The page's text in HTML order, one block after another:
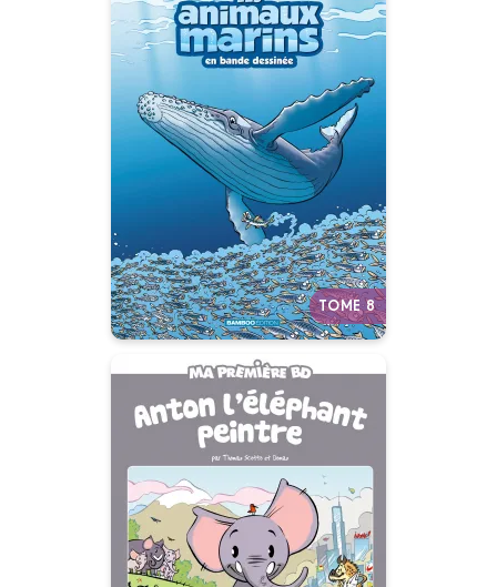
TOME 8
Les Animaux
marins en BD
Tome 08
Date de parution :
07/01/2026
Plongez dans le monde du
silence… pas si silencieux que
ça !
Autres tomes
Anton l'éléphant
peintre
Date de parution :
06/01/2016